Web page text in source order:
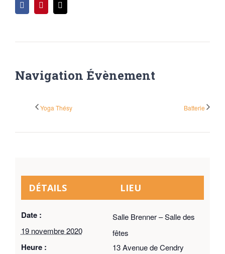
FacebookPinterest
Navigation Évènement
Yoga Thésy Batterie
DÉTAILS
Date :
19 novembre 2020
Heure :
LIEU
Salle Brenner – Salle des
fêtes
13 Avenue de Cendry